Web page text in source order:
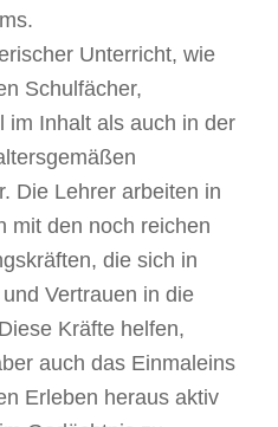
Unterricht, wie
Schulfächer,
im Inhalt als auch in der
Die Lehrer arbeiten in
mit den noch reichen
die sich in
Vertrauen in die
Kräfte helfen,
auch das Einmaleins
Erleben heraus aktiv